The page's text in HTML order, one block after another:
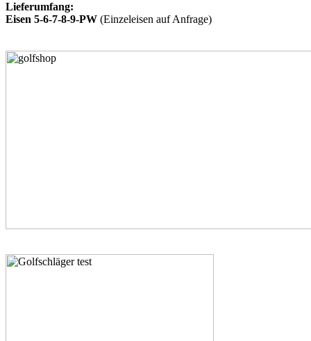
Lieferumfang:
Eisen 5-6-7-8-9-PW (Einzeleisen auf Anfrage)